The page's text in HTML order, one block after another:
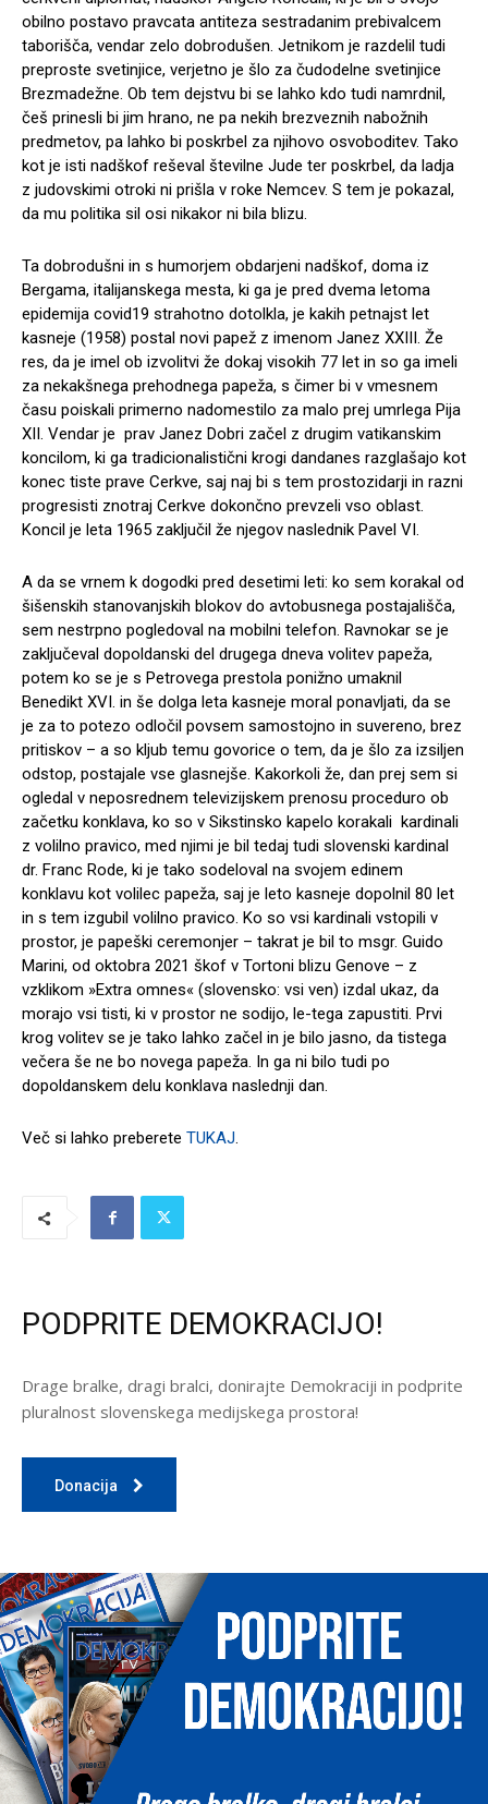
obilno postavo pravcata antiteza sestradanim prebivalcem
taborišča, vendar zelo dobrodušen. Jetnikom je razdelil tudi
preproste svetinjice, verjetno je šlo za čudodelne svetinjice
Brezmadežne. Ob tem dejstvu bi se lahko kdo tudi namrdnil,
češ prinesli bi jim hrano, ne pa nekih brezveznih nabožnih
predmetov, pa lahko bi poskrbel za njihovo osvoboditev. Tako
kot je isti nadškof reševal številne Jude ter poskrbel, da ladja
z judovskimi otroki ni prišla v roke Nemcev. S tem je pokazal,
da mu politika sil osi nikakor ni bila blizu.
Ta dobrodušni in s humorjem obdarjeni nadškof, doma iz
Bergama, italijanskega mesta, ki ga je pred dvema letoma
epidemija covid19 strahotno dotolkla, je kakih petnajst let
kasneje (1958) postal novi papež z imenom Janez XXIII. Že
res, da je imel ob izvolitvi že dokaj visokih 77 let in so ga imeli
za nekakšnega prehodnega papeža, s čimer bi v vmesnem
času poiskali primerno nadomestilo za malo prej umrlega Pija
XII. Vendar je prav Janez Dobri začel z drugim vatikanskim
koncilom, ki ga tradicionalistični krogi dandanes razglašajo kot
konec tiste prave Cerkve, saj naj bi s tem prostozidarji in razni
progresisti znotraj Cerkve dokončno prevzeli vso oblast.
Koncil je leta 1965 zaključil že njegov naslednik Pavel VI.
A da se vrnem k dogodki pred desetimi leti: ko sem korakal od
šišenskih stanovanjskih blokov do avtobusnega postajališča,
sem nestrpno pogledoval na mobilni telefon. Ravnokar se je
zaključeval dopoldanski del drugega dneva volitev papeža,
potem ko se je s Petrovega prestola ponižno umaknil
Benedikt XVI. in še dolga leta kasneje moral ponavljati, da se
je za to potezo odločil povsem samostojno in suvereno, brez
pritiskov – a so kljub temu govorice o tem, da je šlo za izsiljen
odstop, postajale vse glasnejše. Kakorkoli že, dan prej sem si
ogledal v neposrednem televizijskem prenosu proceduro ob
začetku konklava, ko so v Sikstinsko kapelo korakali kardinali
z volilno pravico, med njimi je bil tedaj tudi slovenski kardinal
dr. Franc Rode, ki je tako sodeloval na svojem edinem
konklavu kot volilec papeža, saj je leto kasneje dopolnil 80 let
in s tem izgubil volilno pravico. Ko so vsi kardinali vstopili v
prostor, je papeški ceremonjer – takrat je bil to msgr. Guido
Marini, od oktobra 2021 škof v Tortoni blizu Genove – z
vzklikom »Extra omnes« (slovensko: vsi ven) izdal ukaz, da
morajo vsi tisti, ki v prostor ne sodijo, le-tega zapustiti. Prvi
krog volitev se je tako lahko začel in je bilo jasno, da tistega
večera še ne bo novega papeža. In ga ni bilo tudi po
dopoldanskem delu konklava naslednji dan.
Več si lahko preberete TUKAJ.
PODPRITE DEMOKRACIJO!
Drage bralke, dragi bralci, donirajte Demokraciji in podprite
pluralnost slovenskega medijskega prostora!
Donacija